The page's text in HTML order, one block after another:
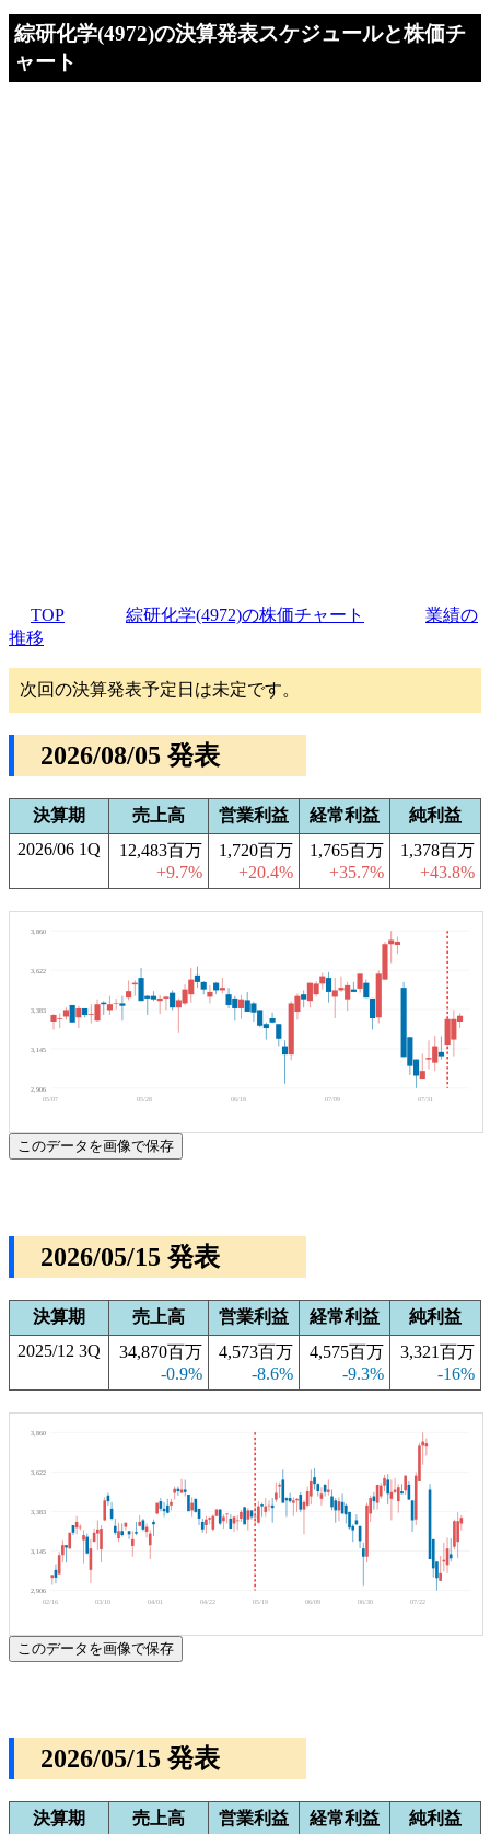
綜研化学(4972)の決算発表スケジュールと株価チ
ャート
TOP 綜研化学(4972)の株価チャート
業績の
推移
次回の決算発表予定日は未定です。
2026/08/05 発表
決算期 売上高 営業利益 経常利益
純利益
2026/06 1Q
12,483百万
+9.7%
1,720百万
+20.4%
1,765百万
+35.7%
1,378百万
+43.8%
2,906
3,145
3,383
3,622
3,860
05/07 05/28 06/18 07/09 07/31
このデータを画像で保存
2026/05/15 発表
決算期 売上高 営業利益 経常利益
純利益
2025/12 3Q
34,870百万
-0.9%
4,573百万
-8.6%
4,575百万
-9.3%
3,321百万
-16%
2,906
3,145
3,383
3,622
3,860
02/16 03/10 04/01 04/22 05/19 06/09 06/30 07/22
このデータを画像で保存
2026/05/15 発表
決算期 売上高 営業利益 経常利益
純利益